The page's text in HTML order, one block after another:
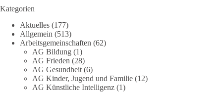
10 Stunden zuvor
Jetzt abstimmen: Welche Rolle soll Deutschland in Sachen
Verteidung übernehmen❓
Das Bundesministerium der Verteidigung schreibt im
Strategiepapier, dass die Bundeswehr zum Schutz des Landes
Kategorien
Aktuelles (177)
Allgemein (513)
Arbeitsgemeinschaften (62)
AG Bildung (1)
AG Frieden (28)
AG Gesundheit (6)
AG Kinder, Jugend und Familie (12)
AG Künstliche Intelligenz (1)